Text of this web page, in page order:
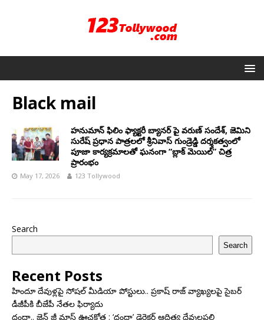
Black mail
హనుమాన్ ఫిలిం ఫ్యాక్టరీ బ్యానర్ పై వరుణ్ సందేశ్, జెమిని
సురేష్ ప్రధాన పాత్రలలో శ్రీనివాస్ గుండ్రెడ్డి దర్శకత్వంలో
పూజా కార్యక్రమాలతో ఘనంగా “బ్లాక్ మెయిల్” చిత్ర
ప్రారంభం
May 17, 2026 123 Tollywood
Search
Search
Recent Posts
హిందూ దేవుళ్లపై సోషల్ మీడియా పోస్టులు.. ప్రకాష్ రాజ్ వ్యాఖ్యలపై సైబర్
డీజీపీకి బీజేపీ నేతల ఫిర్యాదు
దందా.. జెన్ జీ మాస్ ఊచకోత : ‘దందా’ డైరెక్ట‌ర్ ఆదిత్య దేవులపల్లి